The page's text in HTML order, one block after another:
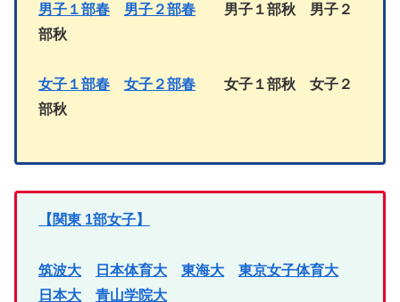
男子１部春 男子２部春 男子１部秋 男子 ２
部秋
女子１部春 女子２部春 女子１部秋 女子 ２
部秋
【関東 1部女子】
筑波大 日本体育大 東海大
東京女子体育大
日本大
青山学院大